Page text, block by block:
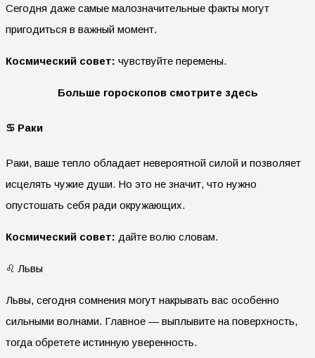
Сегодня даже самые малозначительные факты могут
пригодиться в важный момент.
Космический совет: чувствуйте перемены.
Больше гороскопов смотрите здесь
♋ Раки
Раки, ваше тепло обладает невероятной силой и позволяет
исцелять чужие души. Но это не значит, что нужно
опустошать себя ради окружающих.
Космический совет: дайте волю словам.
♌ Львы
Львы, сегодня сомнения могут накрывать вас особенно
сильными волнами. Главное — выплывите на поверхность,
тогда обретете истинную уверенность.